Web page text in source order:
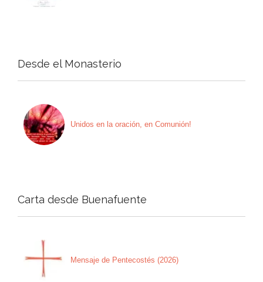
Desde el Monasterio
Unidos en la oración, en Comunión!
Carta desde Buenafuente
Mensaje de Pentecostés (2026)